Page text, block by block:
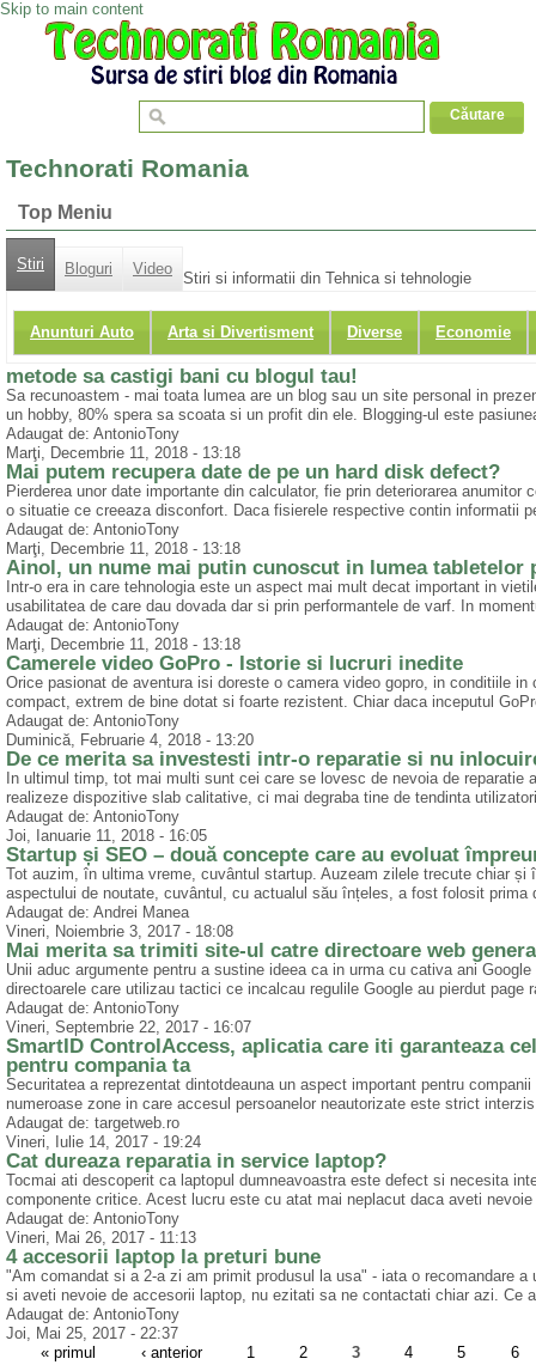
Skip to main content
Technorati Romania
Top Meniu
Stiri Bloguri Video
Anunturi Auto Arta si Divertisment Diverse Economie
Stiri si informatii din Tehnica si tehnologie
metode sa castigi bani cu blogul tau!
Sa recunoastem - mai toata lumea are un blog sau un site personal in
un hobby, 80% spera sa scoata si un profit din ele. Blogging-ul este
Adaugat de: AntonioTony
Marţi, Decembrie 11, 2018 - 13:18
Mai putem recupera date de pe un hard disk defect?
Pierderea unor date importante din calculator, fie prin deteriorarea
o situatie ce creeaza disconfort. Daca fisierele respective contin informatii
Adaugat de: AntonioTony
Marţi, Decembrie 11, 2018 - 13:18
Ainol, un nume mai putin cunoscut in lumea tabletelor
Intr-o era in care tehnologia este un aspect mai mult decat important in
usabilitatea de care dau dovada dar si prin performantele de varf. In
Adaugat de: AntonioTony
Marţi, Decembrie 11, 2018 - 13:18
Camerele video GoPro - Istorie si lucruri inedite
Orice pasionat de aventura isi doreste o camera video gopro, in conditiile
compact, extrem de bine dotat si foarte rezistent. Chiar daca inceputul
Adaugat de: AntonioTony
Duminică, Februarie 4, 2018 - 13:20
De ce merita sa investesti intr-o reparatie si nu
In ultimul timp, tot mai multi sunt cei care se lovesc de nevoia de reparatie
realizeze dispozitive slab calitative, ci mai degraba tine de tendinta
Adaugat de: AntonioTony
Joi, Ianuarie 11, 2018 - 16:05
Startup și SEO – două concepte care au evoluat
Tot auzim, în ultima vreme, cuvântul startup. Auzeam zilele trecute chiar
aspectului de noutate, cuvântul, cu actualul său înțeles, a fost folosit
Adaugat de: Andrei Manea
Vineri, Noiembrie 3, 2017 - 18:08
Mai merita sa trimiti site-ul catre directoare web
Unii aduc argumente pentru a sustine ideea ca in urma cu cativa ani
directoarele care utilizau tactici ce incalcau regulile Google au pierdut page
Adaugat de: AntonioTony
Vineri, Septembrie 22, 2017 - 16:07
SmartID ControlAccess, aplicatia care iti garanteaza
pentru compania ta
Securitatea a reprezentat dintotdeauna un aspect important pentru
numeroase zone in care accesul persoanelor neautorizate este strict
Adaugat de: targetweb.ro
Vineri, Iulie 14, 2017 - 19:24
Cat dureaza reparatia in service laptop?
Tocmai ati descoperit ca laptopul dumneavoastra este defect si necesita
componente critice. Acest lucru este cu atat mai neplacut daca aveti
Adaugat de: AntonioTony
Vineri, Mai 26, 2017 - 11:13
4 accesorii laptop la preturi bune
"Am comandat si a 2-a zi am primit produsul la usa" - iata o recomandare
si aveti nevoie de accesorii laptop, nu ezitati sa ne contactati chiar azi. Ce
Adaugat de: AntonioTony
Joi, Mai 25, 2017 - 22:37
« primul
‹ anterior 1 2 3 4 5 6